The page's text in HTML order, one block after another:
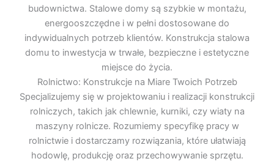
budownictwa. Stalowe domy są szybkie w montażu,
energooszczędne i w pełni dostosowane do
indywidualnych potrzeb klientów. Konstrukcja stalowa
domu to inwestycja w trwałe, bezpieczne i estetyczne
miejsce do życia.
Rolnictwo: Konstrukcje na Miare Twoich Potrzeb
Specjalizujemy się w projektowaniu i realizacji konstrukcji
rolniczych, takich jak chlewnie, kurniki, czy wiaty na
maszyny rolnicze. Rozumiemy specyfikę pracy w
rolnictwie i dostarczamy rozwiązania, które ułatwiają
hodowlę, produkcję oraz przechowywanie sprzętu.